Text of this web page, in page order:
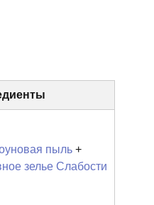
пыль+
зелье Слабости